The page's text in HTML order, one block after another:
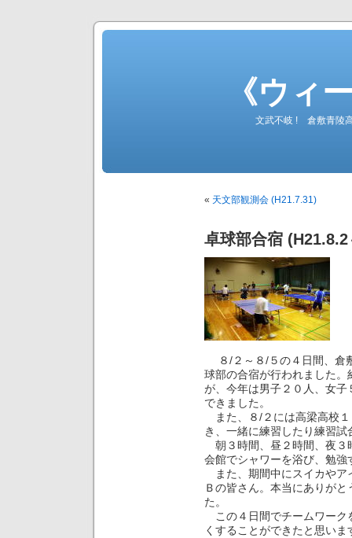
《ウィ
文武不岐 ! 倉敷青陵
« 天文部観測会 (H21.7.31)
卓球部合宿 (H21.8.2
８/２～８/５の４日間、倉
球部の合宿が行われました
が、今年は男子２０人、女
できました。
また、８/２には高梁高校
き、一緒に練習したり練習
朝３時間、昼２時間、夜３
会館でシャワーを浴び、勉
また、期間中にスイカやア
Ｂの皆さん。本当にありが
た。
この４日間でチームワーク
くすることができたと思い